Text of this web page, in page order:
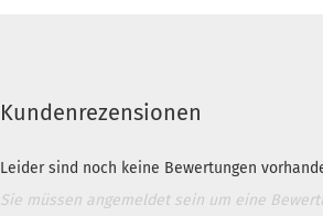
Kundenrezensionen
Leider sind noch keine Bewertungen
Sie müssen angemeldet sein um eine